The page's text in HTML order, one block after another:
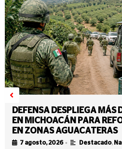
DEFENSA DESPLIEGA MÁS
EN MICHOACÁN PARA
EN ZONAS AGUACATERAS
7 agosto, 2026 • Destacado,